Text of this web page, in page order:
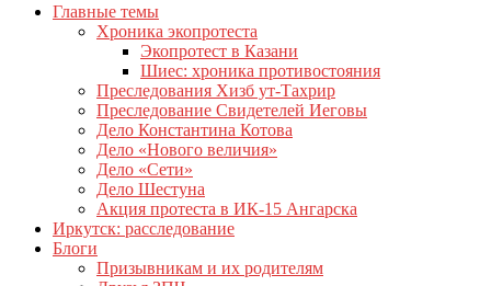
Главные темы
Хроника экопротеста
Экопротест в Казани
Шиес: хроника противостояния
Преследования Хизб ут-Тахрир
Преследование Свидетелей Иеговы
Дело Константина Котова
Дело «Нового величия»
Дело «Сети»
Дело Шестуна
Акция протеста в ИК-15 Ангарска
Иркутск: расследование
Блоги
Призывникам и их родителям